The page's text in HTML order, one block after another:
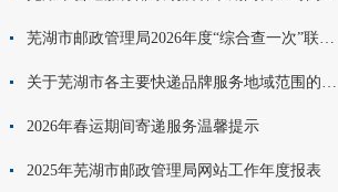
芜湖市邮政管理局2026年度“综合查一次”联查工作计划
关于芜湖市各主要快递品牌服务地域范围的公示（2025年第四季度）
2026年春运期间寄递服务温馨提示
2025年芜湖市邮政管理局网站工作年度报表